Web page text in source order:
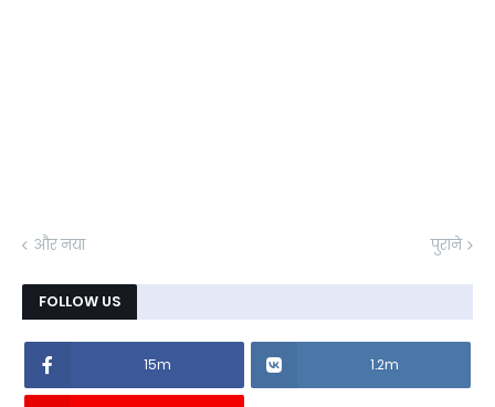
और नया पुराने
FOLLOW US
15m 1.2m